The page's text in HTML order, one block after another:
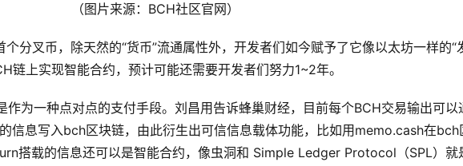
（图片来源：BCH社区官网）
分叉币，除天然的“货币”流通属性外，开发者们如今赋予了它像以太坊一样的“
链上实现智能合约，预计可能还需要开发者们努力1~2年。
作为一种点对点的支付手段。刘昌用告诉蜂巢财经，目前每个BCH交易输出可以
信息写入bch区块链，由此衍生出可信信息载体功能，比如用memo.cash在bch
搭载的信息还可以是智能合约，像虫洞和 Simple Ledger Protocol（SPL）就